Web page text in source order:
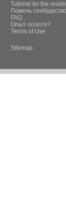
Tutorial for the
Помочь
FAQ
Опыт-золото?
Terms of Use
Sitemap